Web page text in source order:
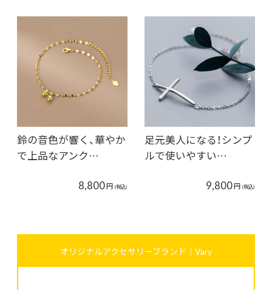
鈴の音色が響く、華やか
で上品なアンク…
8,800円 (税込)
足元美人になる！シンプ
ルで使いやすい…
9,800円 (税込)
オリジナルアクセサリーブランド｜Vary